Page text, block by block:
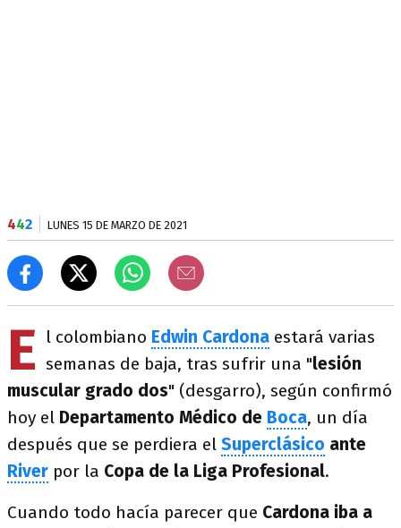
442 LUNES 15 DE MARZO DE 2021
E l colombiano Edwin Cardona estará varias
semanas de baja, tras sufrir una "lesión
muscular grado dos" (desgarro), según confirmó
hoy el Departamento Médico de Boca, un día
después que se perdiera el Superclásico ante
River por la Copa de la Liga Profesional.
Cuando todo hacía parecer que Cardona iba a